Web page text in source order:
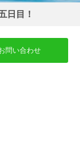
日目！
問い合わせ